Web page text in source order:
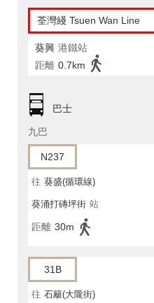
荃灣綫 Tsuen Wan Line
葵興 港鐵站
距離 0.7km
巴士
九巴
N237
往 葵盛(循環線)
葵涌打磚坪街 站
距離 30m
31B
往 石籬(大隴街)